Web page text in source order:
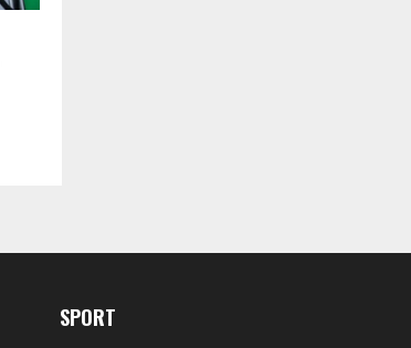
SPORT